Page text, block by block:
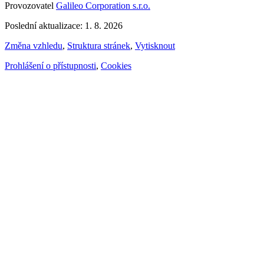
Provozovatel Galileo Corporation s.r.o.
Poslední aktualizace: 1. 8. 2026
Změna vzhledu, Struktura stránek, Vytisknout
Prohlášení o přístupnosti, Cookies